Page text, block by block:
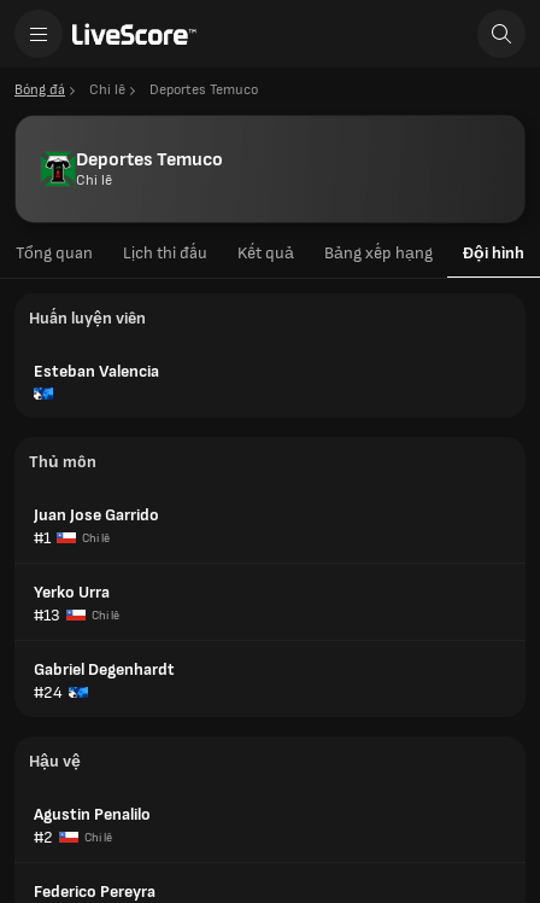
Bóng đá Chi lê Deportes Temuco
Deportes Temuco
Chi lê
Tổng quan Lịch thi đấu Kết quả Bảng xếp hạng Đội hình
Huấn luyện viên
Esteban Valencia
Thủ môn
Juan Jose Garrido
#1
Chi lê
Yerko Urra
#13
Chi lê
Gabriel Degenhardt
#24
Hậu vệ
Agustin Penalilo
#2
Chi lê
Federico Pereyra